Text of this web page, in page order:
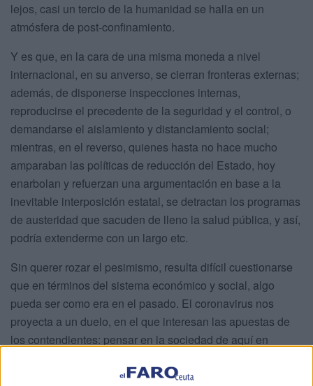
lejos, casi un tercio de la humanidad se halla en un
atmósfera de post-confinamiento.
Y es que, en la cara de una misma moneda a nivel
internacional, en su anverso, se cierran fronteras externas;
además, de disponerse inspecciones internas,
reproducirse el precedente de la seguridad y el control, o
demandarse el aislamiento y distanciamiento social;
mientras, en el reverso, quienes hasta no hace mucho
amparaban las políticas de reducción del Estado, hoy
enarbolan y refuerzan una argumentación en base a la
inevitable interposición estatal, se detractan los programas
de austeridad que sacuden de lleno la salud pública, y así,
podría extenderme con un largo etc.
Sin querer rozar el pesimismo, resulta difícil cuestionarse
que en términos del sistema económico y social, algo
pueda ser como era en el pasado. El coronavirus nos
proyecta a un duelo, en el que interesan las apuestas de
los contendientes: pensar en la sociedad de aquí en
qué modelo de Estado requerimos para recuperar